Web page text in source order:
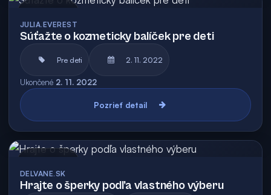
JULIA.EVEREST
Súťažte o kozmeticky balíček pre deti
Pre deti 2. 11. 2022
Ukončené 2. 11. 2022
Pozrieť detail
DELVANE.SK
Hrajte o šperky podľa vlastného výberu